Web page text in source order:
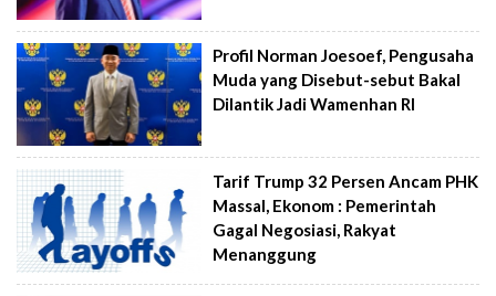
Profil Norman Joesoef, Pengusaha
Muda yang Disebut-sebut Bakal
Dilantik Jadi Wamenhan RI
Tarif Trump 32 Persen Ancam PHK
Massal, Ekonom : Pemerintah
Gagal Negosiasi, Rakyat
Menanggung